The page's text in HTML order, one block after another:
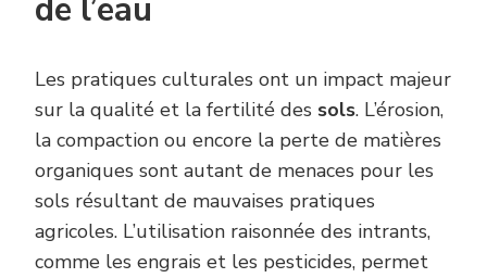
de l’eau
Les pratiques culturales ont un impact majeur
sur la qualité et la fertilité des sols. L’érosion,
la compaction ou encore la perte de matières
organiques sont autant de menaces pour les
sols résultant de mauvaises pratiques
agricoles. L’utilisation raisonnée des intrants,
comme les engrais et les pesticides, permet